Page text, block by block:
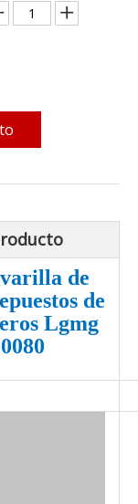
de
de
Lgmg